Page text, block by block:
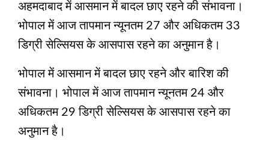
अहमदाबाद में आसमान में बादल छाए रहने की संभावना।
भोपाल में आज तापमान न्‍यूनतम 27 और अधिकतम 33
डिग्री सेल्सियस के आसपास रहने का अनुमान है।
भोपाल में आसमान में बादल छाए रहने और बारिश की
संभावना। भोपाल में आज तापमान न्‍यूनतम 24 और
अधिकतम 29 डिग्री सेल्सियस के आसपास रहने का
अनुमान है।